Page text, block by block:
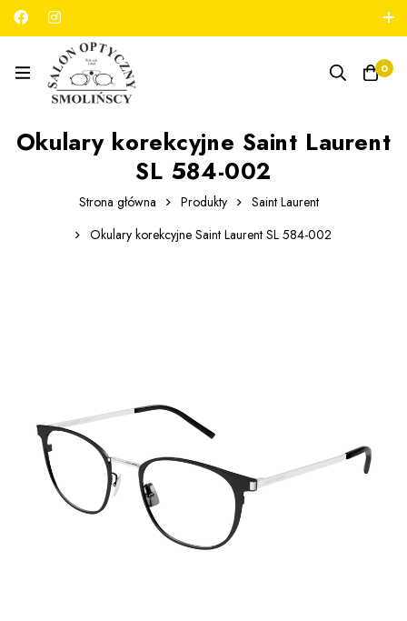
789 180 706
0
Okulary korekcyjne Saint Laurent
SL 584-002
Strona główna Produkty
Saint Laurent
Okulary korekcyjne Saint Laurent SL 584-002